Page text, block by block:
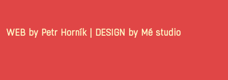
WEB by Petr Horník | DESIGN by Mé